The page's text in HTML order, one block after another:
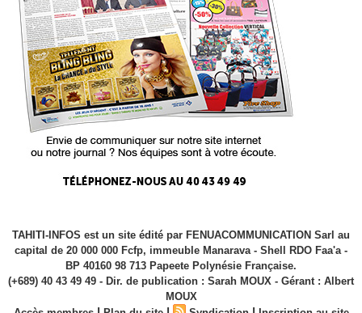
TAHITI-INFOS est un site édité par FENUACOMMUNICATION Sarl au
capital de 20 000 000 Fcfp, immeuble Manarava - Shell RDO Faa'a -
BP 40160 98 713 Papeete Polynésie Française.
(+689) 40 43 49 49 - Dir. de publication : Sarah MOUX - Gérant : Albert
MOUX